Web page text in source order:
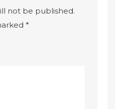
not be published.
*